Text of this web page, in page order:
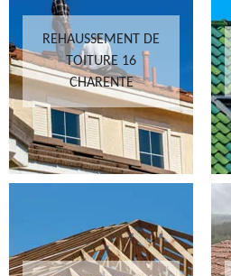
REHAUSSEMENT DE
TOITURE 16
CHARENTE